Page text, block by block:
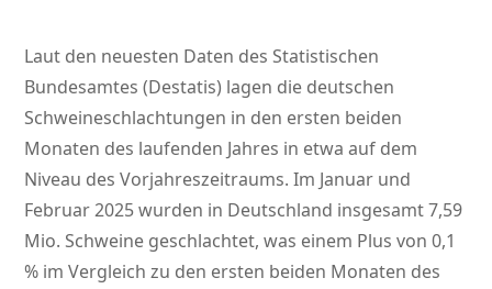
Laut den neuesten Daten des Statistischen
Bundesamtes (Destatis) lagen die deutschen
Schweineschlachtungen in den ersten beiden
Monaten des laufenden Jahres in etwa auf dem
Niveau des Vorjahreszeitraums. Im Januar und
Februar 2025 wurden in Deutschland insgesamt 7,59
Mio. Schweine geschlachtet, was einem Plus von 0,1
% im Vergleich zu den ersten beiden Monaten des